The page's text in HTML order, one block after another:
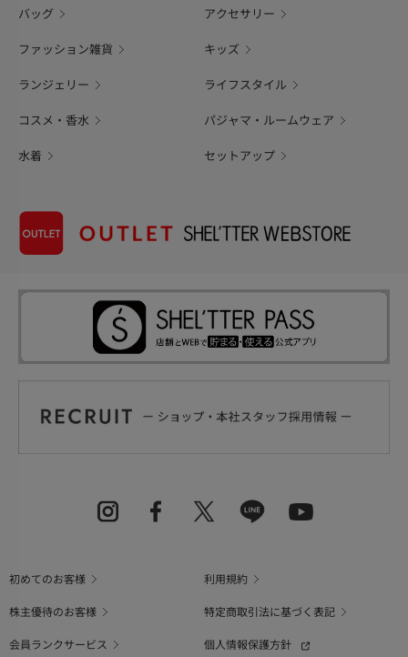
バッグ アクセサリー
ファッション雑貨 キッズ
ランジェリー ライフスタイル
コスメ・香水 パジャマ・ルームウェア
水着 セットアップ
初めてのお客様
利用規約
株主優待のお客様
特定商取引法に基づく表記
会員ランクサービス
個人情報保護方針